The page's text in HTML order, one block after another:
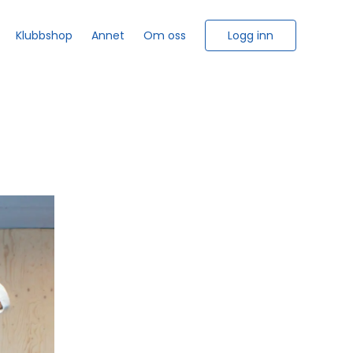
Klubbshop Annet Om oss Logg inn